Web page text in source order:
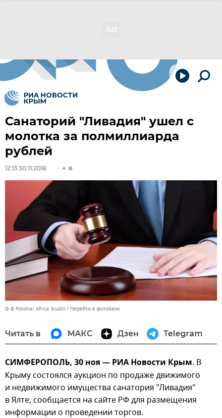
Санаторий "Ливадия" ушел с
молотка за полмиллиарда
рублей
12:13 30.11.2018
© © Fotolia/ Africa Studio Перейти в фотобанк
Читать в МАКС Дзен Telegram
СИМФЕРОПОЛЬ, 30 ноя — РИА Новости Крым. В
Крыму состоялся аукцион по продаже движимого
и недвижимого имущества санатория "Ливадия"
в Ялте, сообщается на сайте РФ для размещения
информации о проведении торгов.